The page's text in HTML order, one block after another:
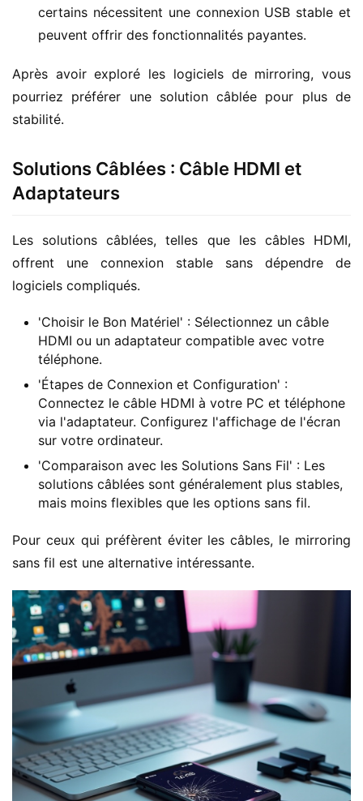
certains nécessitent une connexion USB stable et
peuvent offrir des fonctionnalités payantes.
Après avoir exploré les logiciels de mirroring, vous
pourriez préférer une solution câblée pour plus de
stabilité.
Solutions Câblées : Câble HDMI et
Adaptateurs
Les solutions câblées, telles que les câbles HDMI,
offrent une connexion stable sans dépendre de
logiciels compliqués.
'Choisir le Bon Matériel' : Sélectionnez un câble
HDMI ou un adaptateur compatible avec votre
téléphone.
'Étapes de Connexion et Configuration' :
Connectez le câble HDMI à votre PC et téléphone
via l'adaptateur. Configurez l'affichage de l'écran
sur votre ordinateur.
'Comparaison avec les Solutions Sans Fil' : Les
solutions câblées sont généralement plus stables,
mais moins flexibles que les options sans fil.
Pour ceux qui préfèrent éviter les câbles, le mirroring
sans fil est une alternative intéressante.